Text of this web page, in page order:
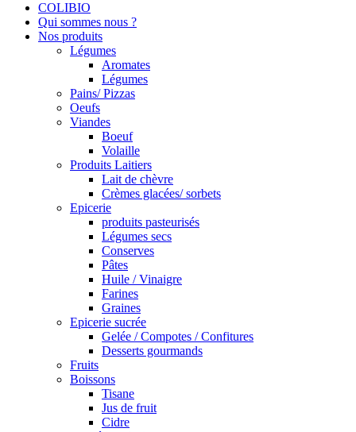
COLIBIO
Qui sommes nous ?
Nos produits
Légumes
Aromates
Légumes
Pains/ Pizzas
Oeufs
Viandes
Boeuf
Volaille
Produits Laitiers
Lait de chèvre
Crèmes glacées/ sorbets
Epicerie
produits pasteurisés
Légumes secs
Conserves
Pâtes
Huile / Vinaigre
Farines
Graines
Epicerie sucrée
Gelée / Compotes / Confitures
Desserts gourmands
Fruits
Boissons
Tisane
Jus de fruit
Cidre